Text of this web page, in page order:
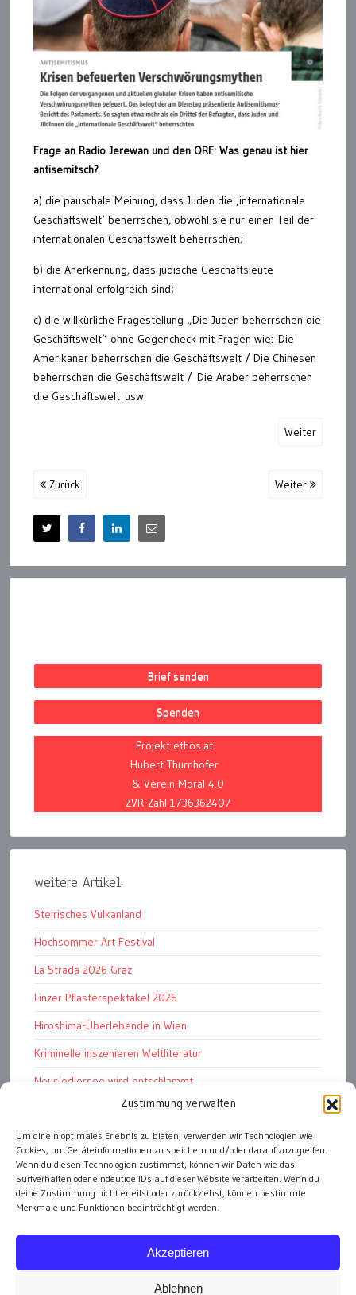
Zustimmung verwalten
Um dir ein optimales Erlebnis zu bieten, verwenden wir Technologien wie
Cookies, um Geräteinformationen zu speichern und/oder darauf zuzugreifen.
Wenn du diesen Technologien zustimmst, können wir Daten wie das
Surfverhalten oder eindeutige IDs auf dieser Website verarbeiten. Wenn du
deine Zustimmung nicht erteilst oder zurückziehst, können bestimmte
Merkmale und Funktionen beeinträchtigt werden.
Akzeptieren
Ablehnen
Frage an Radio Jerewan und den ORF: Was genau ist hier
antisemitsch?
a) die pauschale Meinung, dass Juden die ‚internationale
Geschäftswelt‘ beherrschen, obwohl sie nur einen Teil der
internationalen Geschäftswelt beherrschen;
b) die Anerkennung, dass jüdische Geschäftsleute
international erfolgreich sind;
c) die willkürliche Fragestellung „Die Juden beherrschen die
Geschäftswelt“ ohne Gegencheck mit Fragen wie: Die
Amerikaner beherrschen die Geschäftswelt / Die Chinesen
beherrschen die Geschäftswelt / Die Araber beherrschen
die Geschäftswelt usw.
Weiter
Zurück Weiter
Brief senden
Spenden
Projekt ethos.at
Hubert Thurnhofer
& Verein Moral 4.0
ZVR-Zahl 1736362407
weitere Artikel:
Steirisches Vulkanland
Hochsommer Art Festival
La Strada 2026 Graz
Linzer Pflasterspektakel 2026
Hiroshima-Überlebende in Wien
Kriminelle inszenieren Weltliteratur
Neusiedlersee wird entschlammt
TKG wünscht besinnliches Weihnachtsfest
Fußball WM 2026: „historisch“
Die Wichtigen
alle Artikel